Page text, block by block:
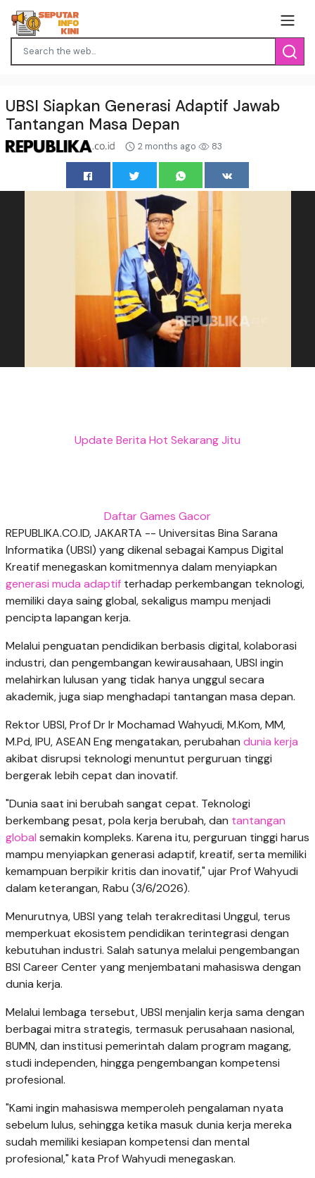
UBSI Siapkan Generasi Adaptif Jawab
Tantangan Masa Depan
2 months ago 83
Update Berita Hot Sekarang Jitu
Daftar Games Gacor
REPUBLIKA.CO.ID, JAKARTA -- Universitas Bina Sarana
Informatika (UBSI) yang dikenal sebagai Kampus Digital
Kreatif menegaskan komitmennya dalam menyiapkan
generasi muda adaptif terhadap perkembangan teknologi,
memiliki daya saing global, sekaligus mampu menjadi
pencipta lapangan kerja.
Melalui penguatan pendidikan berbasis digital, kolaborasi
industri, dan pengembangan kewirausahaan, UBSI ingin
melahirkan lulusan yang tidak hanya unggul secara
akademik, juga siap menghadapi tantangan masa depan.
Rektor UBSI, Prof Dr Ir Mochamad Wahyudi, M.Kom, MM,
M.Pd, IPU, ASEAN Eng mengatakan, perubahan dunia kerja
akibat disrupsi teknologi menuntut perguruan tinggi
bergerak lebih cepat dan inovatif.
"Dunia saat ini berubah sangat cepat. Teknologi
berkembang pesat, pola kerja berubah, dan tantangan
global semakin kompleks. Karena itu, perguruan tinggi harus
mampu menyiapkan generasi adaptif, kreatif, serta memiliki
kemampuan berpikir kritis dan inovatif," ujar Prof Wahyudi
dalam keterangan, Rabu (3/6/2026).
Menurutnya, UBSI yang telah terakreditasi Unggul, terus
memperkuat ekosistem pendidikan terintegrasi dengan
kebutuhan industri. Salah satunya melalui pengembangan
BSI Career Center yang menjembatani mahasiswa dengan
dunia kerja.
Melalui lembaga tersebut, UBSI menjalin kerja sama dengan
berbagai mitra strategis, termasuk perusahaan nasional,
BUMN, dan institusi pemerintah dalam program magang,
studi independen, hingga pengembangan kompetensi
profesional.
"Kami ingin mahasiswa memperoleh pengalaman nyata
sebelum lulus, sehingga ketika masuk dunia kerja mereka
sudah memiliki kesiapan kompetensi dan mental
profesional," kata Prof Wahyudi menegaskan.